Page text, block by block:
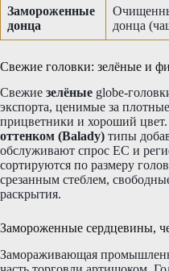
Замороженные
донца
донца
Свежие головки: зелёные и
Свежие зелёные globe-
экспорта, ценимые за
прицветники и хороший
оттенком (Balady) типы
обслуживают спрос ЕС и
сортируются по размеру
срезанным стеблем,
раскрытия.
Замороженные сердцевины,
Замораживающая